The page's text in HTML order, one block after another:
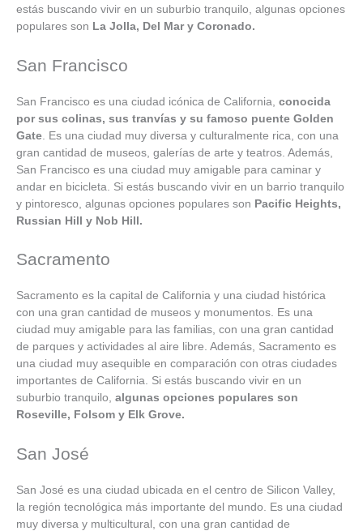
estás buscando vivir en un suburbio tranquilo, algunas opciones
populares son La Jolla, Del Mar y Coronado.
San Francisco
San Francisco es una ciudad icónica de California, conocida
por sus colinas, sus tranvías y su famoso puente Golden
Gate . Es una ciudad muy diversa y culturalmente rica, con una
gran cantidad de museos, galerías de arte y teatros. Además,
San Francisco es una ciudad muy amigable para caminar y
andar en bicicleta. Si estás buscando vivir en un barrio tranquilo
y pintoresco, algunas opciones populares son Pacific Heights,
Russian Hill y Nob Hill.
Sacramento
Sacramento es la capital de California y una ciudad histórica
con una gran cantidad de museos y monumentos. Es una
ciudad muy amigable para las familias, con una gran cantidad
de parques y actividades al aire libre. Además, Sacramento es
una ciudad muy asequible en comparación con otras ciudades
importantes de California. Si estás buscando vivir en un
suburbio tranquilo, algunas opciones populares son
Roseville, Folsom y Elk Grove.
San José
San José es una ciudad ubicada en el centro de Silicon Valley,
la región tecnológica más importante del mundo. Es una ciudad
muy diversa y multicultural, con una gran cantidad de